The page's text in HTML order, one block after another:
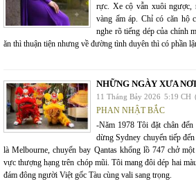
rực. Xe cộ vẫn xuôi ngược,
vàng ấm áp. Chỉ có căn hộ
nghe rõ tiếng dép của chính
ăn thì thuận tiện nhưng về đường tình duyên thì có phần
NHỮNG NGÀY XƯA
11 Tháng Bảy 2026 5:19 CH
PHAN NHẬT BẮC
-Năm 1978 Tôi đặt chân
dừng Sydney chuyển tiếp
là Melbourne, chuyến bay Qantas khổng lồ 747 chở
vực thượng hạng trên chóp mũi. Tôi mang đôi dép hai
đám đông người Việt gốc Tàu cùng vali sang trọng.